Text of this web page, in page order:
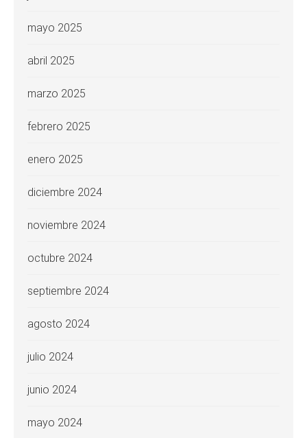
mayo 2025
abril 2025
marzo 2025
febrero 2025
enero 2025
diciembre 2024
noviembre 2024
octubre 2024
septiembre 2024
agosto 2024
julio 2024
junio 2024
mayo 2024